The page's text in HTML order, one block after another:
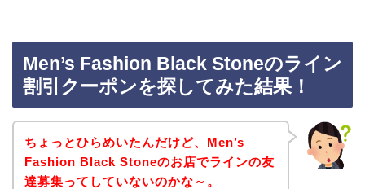
Men’s Fashion Black Stoneのライン
割引クーポンを探してみた結果！
ちょっとひらめいたんだけど、Men’s
Fashion Black Stoneのお店でラインの友
達募集ってしていないのかな～。